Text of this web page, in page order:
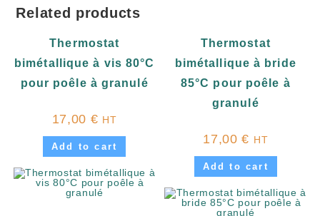
Related products
Thermostat
bimétallique à vis 80°C
pour poêle à granulé
17,00 € HT
Add to cart
Thermostat
bimétallique à bride
85°C pour poêle à
granulé
17,00€ HT
Add to cart